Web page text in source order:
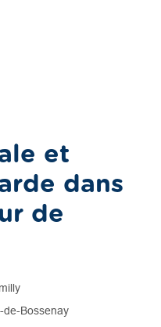
et
dans
de
de-Bossenay